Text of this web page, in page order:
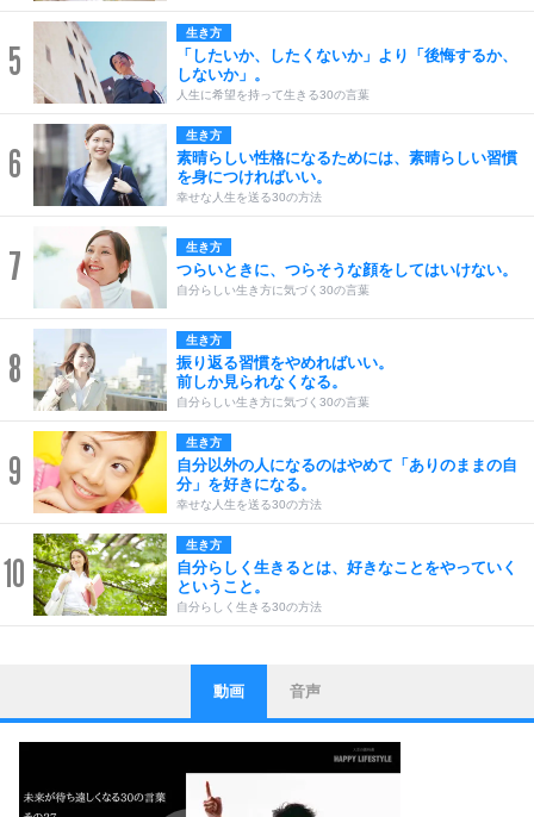
5
生き方
「したいか、したくないか」より「後悔するか、
しないか」。
人生に希望を持って生きる30の言葉
6
生き方
素晴らしい性格になるためには、素晴らしい習慣
を身につければいい。
幸せな人生を送る30の方法
7 生き方
つらいときに、つらそうな顔をしてはいけない。
自分らしい生き方に気づく30の言葉
8
生き方
振り返る習慣をやめればいい。
前しか見られなくなる。
自分らしい生き方に気づく30の言葉
9
生き方
自分以外の人になるのはやめて「ありのままの自
分」を好きになる。
幸せな人生を送る30の方法
10
生き方
自分らしく生きるとは、好きなことをやっていく
ということ。
自分らしく生きる30の方法
1
ストレス対策
他人と比べない。
いっそのこと、他人を見ない。
いらいらしない人になる30の方法
プラス思考
動画 音声